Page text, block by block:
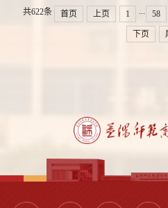
原因不能参加集中颁发仪式的李淮、...
共622条 首页 上页 1 ... 58
下页